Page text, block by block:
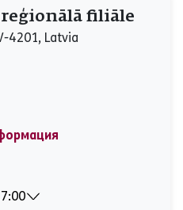
filiāle
4201, Latvia